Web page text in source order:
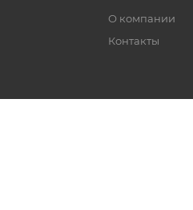
О компании
Контакты